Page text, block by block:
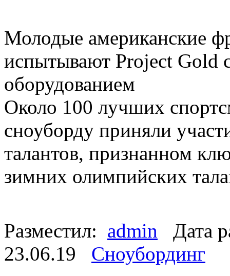
Молодые американские
испытывают Project Gold
оборудованием
Около 100 лучших
сноуборду приняли
талантов, признанном
зимних олимпийских
Разместил: admin Дата
23.06.19 Сноубординг